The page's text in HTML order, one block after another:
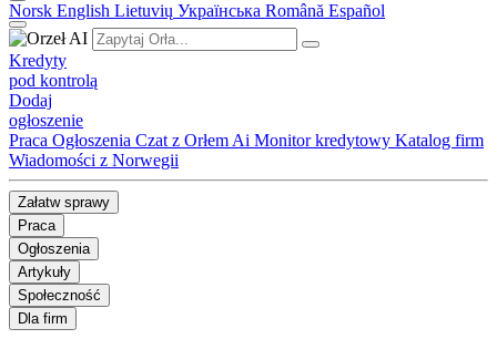
Norsk English Lietuvių Українська Română Español
Kredyty
pod kontrolą
Dodaj
ogłoszenie
Praca Ogłoszenia Czat z Orłem Ai Monitor kredytowy Katalog firm
Wiadomości z Norwegii
Załatw sprawy
Praca
Ogłoszenia
Artykuły
Społeczność
Dla firm